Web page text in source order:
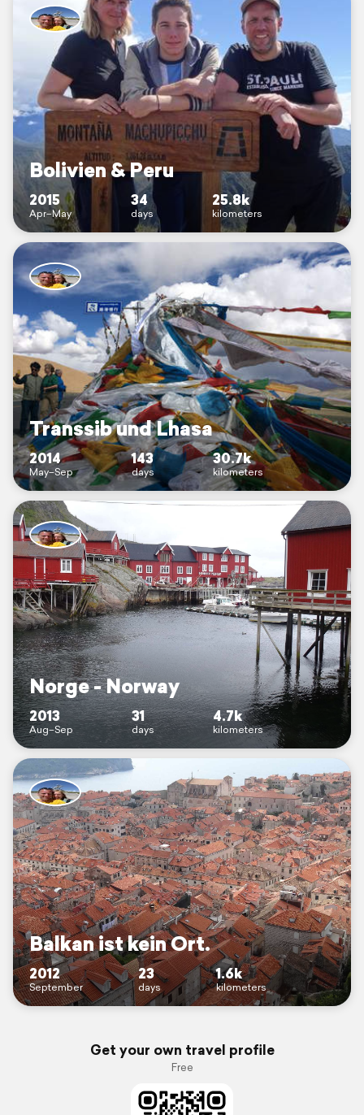
Bolivien & Peru
2015
Apr–May
34
days
25.8k
kilometers
Transsib und Lhasa
2014
May–Sep
143
days
30.7k
kilometers
Norge - Norway
2013
Aug–Sep
31
days
4.7k
kilometers
Balkan ist kein Ort.
2012
September
23
days
1.6k
kilometers
Get your own travel profile
Free